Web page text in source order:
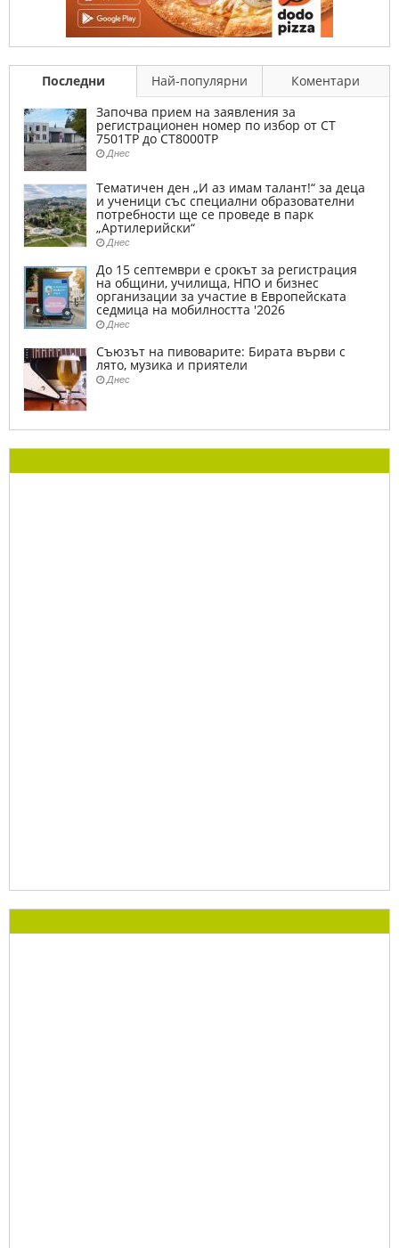
Последни Най-популярни
Коментари
Започва прием на заявления за
регистрационен номер по избор от СТ
7501ТР до СТ8000ТР
Днес
Тематичен ден „И аз имам талант!“ за деца
и ученици със специални образователни
потребности ще се проведе в парк
„Артилерийски“
Днес
До 15 септември е срокът за регистрация
на общини, училища, НПО и бизнес
организации за участие в Европейската
седмица на мобилността '2026
Днес
Съюзът на пивоварите: Бирата върви с
лято, музика и приятели
Днес